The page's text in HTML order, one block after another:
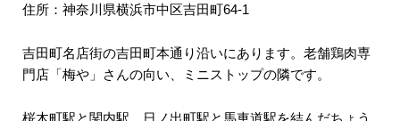
住所：神奈川県横浜市中区吉田町64-1
吉田町名店街の吉田町本通り沿いにあります。老舗鶏肉専
門店「梅や」さんの向い、ミニストップの隣です。
桜木町駅と関内駅、日ノ出町駅と馬車道駅を結んだちょう